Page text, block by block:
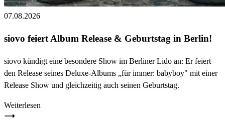
07.08.2026
siovo feiert Album Release & Geburtstag in Berlin!
siovo kündigt eine besondere Show im Berliner Lido an: Er feiert
den Release seines Deluxe-Albums „für immer: babyboy" mit einer
Release Show und gleichzeitig auch seinen Geburtstag.
Weiterlesen